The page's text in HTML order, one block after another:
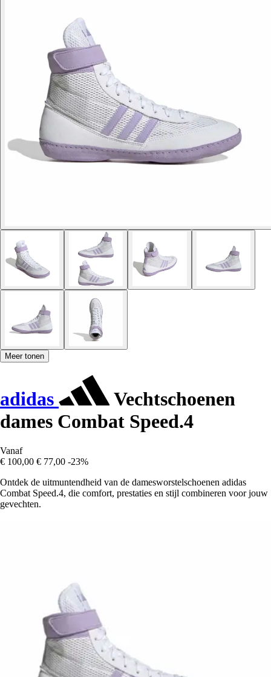
Meer tonen
adidas
Vechtschoenen
dames Combat Speed.4
Vanaf
€ 100,00 € 77,00 -23%
Ontdek de uitmuntendheid van de damesworstelschoenen adidas
Combat Speed.4, die comfort, prestaties en stijl combineren voor jouw
gevechten.